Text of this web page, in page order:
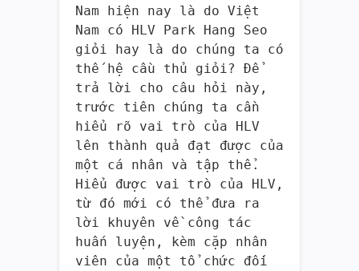
Nam hiện nay là do Việt
Nam có HLV Park Hang Seo
giỏi hay là do chúng ta có
thế hệ cầu thủ giỏi? Để
trả lời cho câu hỏi này,
trước tiên chúng ta cần
hiểu rõ vai trò của HLV
lên thành quả đạt được của
một cá nhân và tập thể.
Hiểu được vai trò của HLV,
từ đó mới có thể đưa ra
lời khuyên về công tác
huấn luyện, kèm cặp nhân
viên của một tổ chức đối